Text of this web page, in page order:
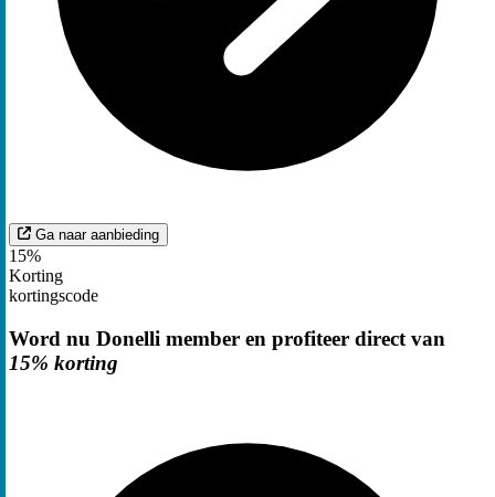
Ga naar aanbieding
15%
Korting
kortingscode
Word nu Donelli member en profiteer direct van
15% korting